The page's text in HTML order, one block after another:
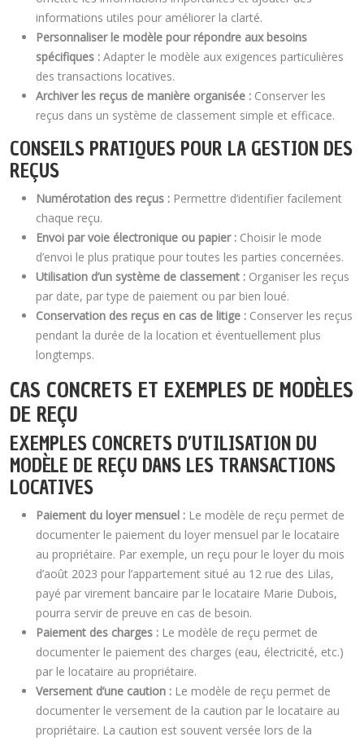
informations utiles pour améliorer la clarté.
Personnaliser le modèle pour répondre aux besoins
spécifiques : Adapter le modèle aux exigences particulières
des transactions locatives.
Archiver les reçus de manière organisée : Conserver les
reçus dans un système de classement simple et efficace.
CONSEILS PRATIQUES POUR LA GESTION DES
REÇUS
Numérotation des reçus : Permettre d’identifier facilement
chaque reçu.
Envoi par voie électronique ou papier : Choisir le mode
d’envoi le plus pratique pour toutes les parties concernées.
Utilisation d’un système de classement : Organiser les reçus
par date, par type de paiement ou par bien loué.
Conservation des reçus en cas de litige : Conserver les reçus
pendant la durée de la location et éventuellement plus
longtemps.
CAS CONCRETS ET EXEMPLES DE MODÈLES
DE REÇU
EXEMPLES CONCRETS D’UTILISATION DU
MODÈLE DE REÇU DANS LES TRANSACTIONS
LOCATIVES
Paiement du loyer mensuel : Le modèle de reçu permet de
documenter le paiement du loyer mensuel par le locataire
au propriétaire. Par exemple, un reçu pour le loyer du mois
d’août 2023 pour l’appartement situé au 12 rue des Lilas,
payé par virement bancaire par le locataire Marie Dubois,
pourra servir de preuve en cas de besoin.
Paiement des charges : Le modèle de reçu permet de
documenter le paiement des charges (eau, électricité, etc.)
par le locataire au propriétaire.
Versement d’une caution : Le modèle de reçu permet de
documenter le versement de la caution par le locataire au
propriétaire. La caution est souvent versée lors de la